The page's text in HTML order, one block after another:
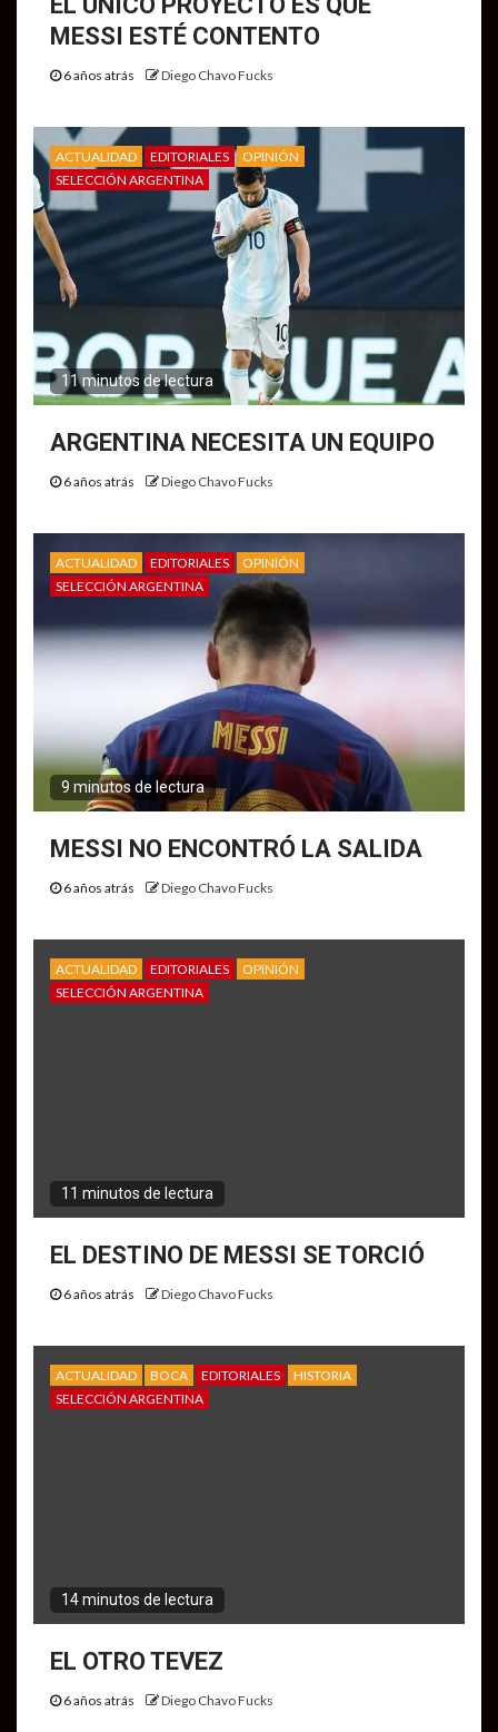
MESSI ESTÉ CONTENTO
6 años atrás Diego Chavo Fucks
ACTUALIDAD EDITORIALES
OPINIÓN
SELECCIÓN ARGENTINA
11 minutos de lectura
ARGENTINA NECESITA UN EQUIPO
6 años atrás Diego Chavo Fucks
ACTUALIDAD EDITORIALES
OPINIÓN
SELECCIÓN ARGENTINA
9 minutos de lectura
MESSI NO ENCONTRÓ LA SALIDA
6 años atrás Diego Chavo Fucks
ACTUALIDAD EDITORIALES
OPINIÓN
SELECCIÓN ARGENTINA
11 minutos de lectura
EL DESTINO DE MESSI SE TORCIÓ
6 años atrás Diego Chavo Fucks
ACTUALIDAD BOCA EDITORIALES
HISTORIA
SELECCIÓN ARGENTINA
14 minutos de lectura
EL OTRO TEVEZ
6 años atrás Diego Chavo Fucks